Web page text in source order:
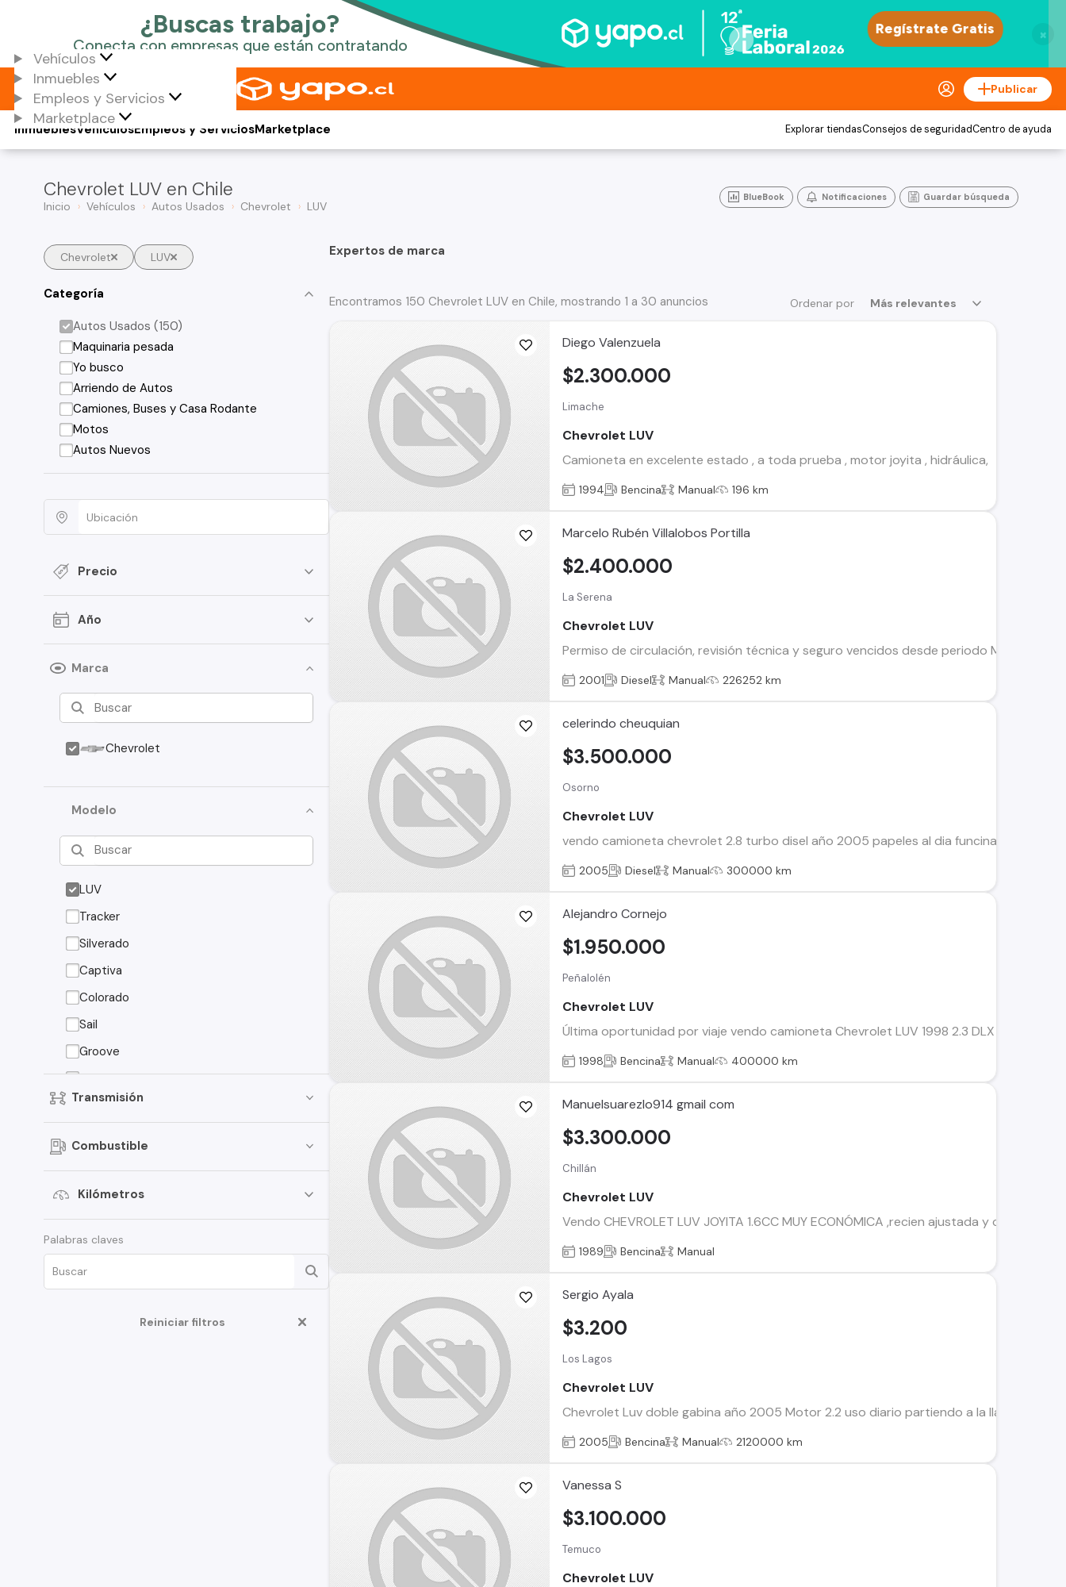
×
Vehículos
Inmuebles
Empleos y Servicios
Marketplace
Publicar
Vehículos
Inmuebles Empleos y ServiciosMarketplace Explorar tiendasConsejos de seguridadCentro de ayuda
Chevrolet LUV en Chile
Inicio Vehículos Autos Usados Chevrolet LUV
BlueBook Notificaciones Guardar búsqueda
Chevrolet LUV
Categoría
Autos Usados (150)
Maquinaria pesada
Yo busco
Arriendo de Autos
Camiones, Buses y Casa Rodante
Motos
Autos Nuevos
Precio
Año
Marca
Chevrolet
Modelo
LUV
Tracker
Silverado
Captiva
Colorado
Sail
Groove
Onix
Spark
S-10
Montana
Corsa
Tahoe
Transmisión
Combustible
Kilómetros
Palabras claves
Reiniciar filtros
Expertos de marca
Ordenar por Más relevantes
Encontramos 150 Chevrolet LUV en Chile, mostrando 1 a 30 anuncios
Diego Valenzuela
Limache
Chevrolet LUV
Camioneta en excelente estado , a toda prueba , motor joyita , hidráulica,
$2.300.000
1994 Bencina Manual 196 km
Marcelo Rubén Villalobos Portilla
La Serena
Chevrolet LUV
Permiso de circulación, revisión técnica y seguro vencidos desde periodo MARZO
$2.400.000
2001 Diesel Manual 226252 km
celerindo cheuquian
Osorno
Chevrolet LUV
vendo camioneta chevrolet 2.8 turbo disel año 2005 papeles al dia funcinando
$3.500.000
2005 Diesel Manual 300000 km
Alejandro Cornejo
Peñalolén
Chevrolet LUV
Última oportunidad por viaje vendo camioneta Chevrolet LUV 1998 2.3 DLX cabina
$1.950.000
1998 Bencina Manual 400000 km
Manuelsuarezlo914 gmail com
Chillán
Chevrolet LUV
Vendo CHEVROLET LUV JOYITA 1.6CC MUY ECONÓMICA ,recien ajustada y
$3.300.000
1989 Bencina Manual
Sergio Ayala
Los Lagos
Chevrolet LUV
Chevrolet Luv doble gabina año 2005 Motor 2.2 uso diario partiendo a la llave lista
$3.200
2005 Bencina Manual 2120000 km
Vanessa S
Temuco
Chevrolet LUV
$3.100.000